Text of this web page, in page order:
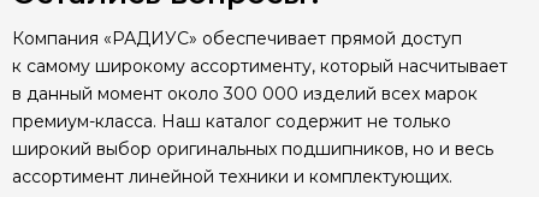
Компания «РАДИУС» обеспечивает прямой доступ
к самому широкому ассортименту, который насчитывает
в данный момент около 300 000 изделий всех марок
премиум-класса. Наш каталог содержит не только
широкий выбор оригинальных подшипников, но и весь
ассортимент линейной техники и комплектующих.